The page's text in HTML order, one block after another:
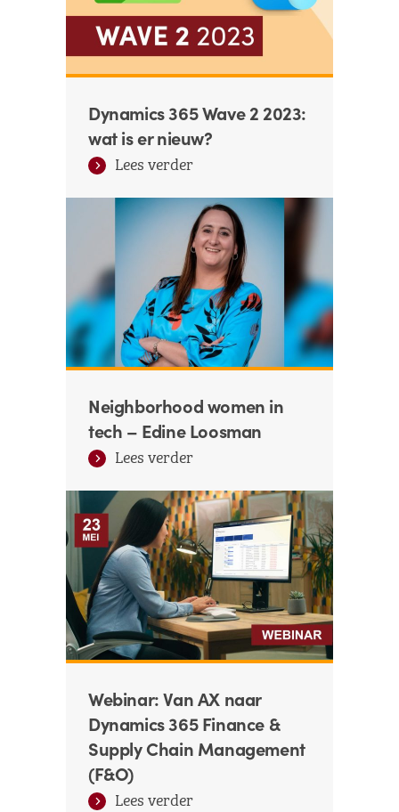
Dynamics 365 Wave 2 2023:
wat is er nieuw?
Lees verder
Neighborhood women in
tech – Edine Loosman
Lees verder
Webinar: Van AX naar
Dynamics 365 Finance &
Supply Chain Management
(F&O)
Lees verder